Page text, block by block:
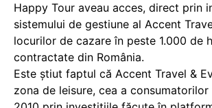
Happy Tour aveau acces, direct prin
sistemului de gestiune al Accent
locurilor de cazare în peste 1.000 de
contractate din România.
Este știut faptul că Accent Travel &
zona de leisure, cea a